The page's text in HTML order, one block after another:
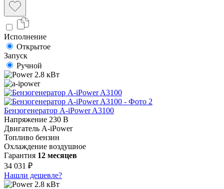
Исполнение
Открытое
Запуск
Ручной
2.8 кВт
Бензогенератор A-iPower A3100
Напряжение 230 В
Двигатель A-iPower
Топливо бензин
Охлаждение воздушное
Гарантия 12 месяцев
34 031 ₽
Нашли дешевле?
2.8 кВт